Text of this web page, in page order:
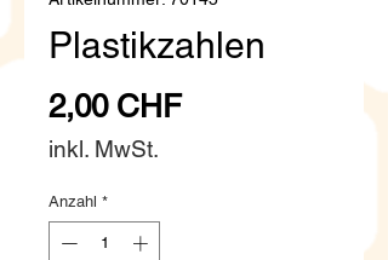
Plastikzahlen
2,00 CHFPreis
inkl. MwSt.
Anzahl *